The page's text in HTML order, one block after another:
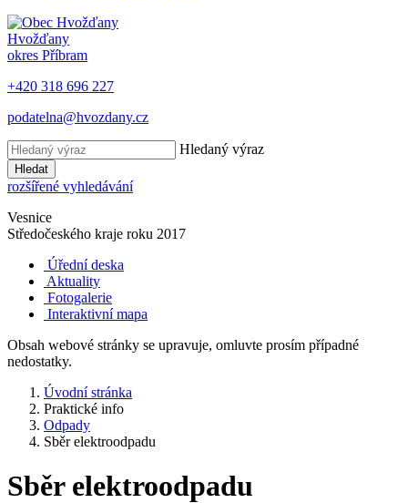
Hvožďany
okres Příbram
+420 318 696 227
podatelna@hvozdany.cz
Hledaný výraz
Hledat
rozšířené vyhledávání
Vesnice
Středočeského kraje roku 2017
Úřední deska
Aktuality
Fotogalerie
Interaktivní mapa
Obsah webové stránky se upravuje, omluvte prosím případné
nedostatky.
Úvodní stránka
Praktické info
Odpady
Sběr elektroodpadu
Sběr elektroodpadu